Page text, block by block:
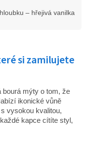
– hřejivá vanilka
si zamilujete
bourá mýty o tom, že
ikonické vůně
vysokou kvalitou,
kapce cítíte styl,